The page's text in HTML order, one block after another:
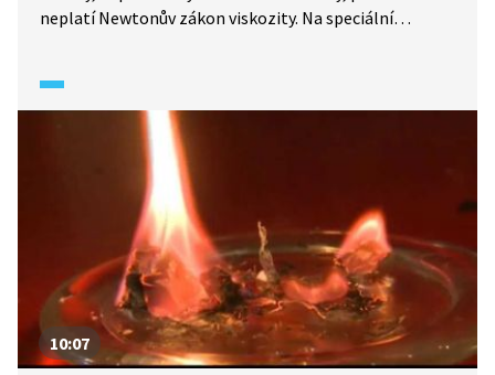
neplatí Newtonův zákon viskozity. Na speciální
vlnění a rychloběžné kamery uvidíme, co
s nenewtonskou tekutinou dokáže na membráně
reproduktoru udělat patřičně upravený zvuk.
10:07